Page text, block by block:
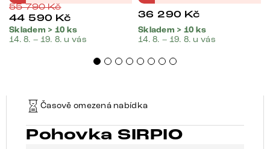
55 790Kč
44 590 Kč
Skladem > 10 ks
14. 8. – 19. 8. u vás
36 290 Kč
Skladem > 10 ks
14. 8. – 19. 8. u vás
Časově omezená nabídka
Pohovka SIRPIO